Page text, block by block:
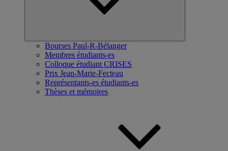
Bourses Paul-R-Bélanger
Membres étudiants-es
Colloque étudiant CRISES
Prix Jean-Marie-Fecteau
Représentants-es étudiants-es
Thèses et mémoires